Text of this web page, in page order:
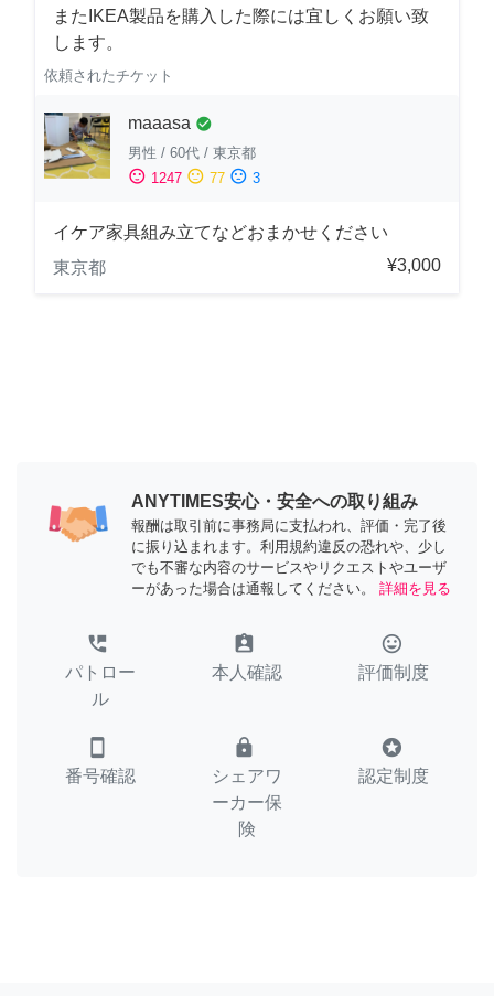
またIKEA製品を購入した際には宜しくお願い致
します。
依頼されたチケット
maaasa check_circle
男性 / 60代 / 東京都
sentiment_satisfied 1247 sentiment_neutral 77 sentiment_dissatisfied 3
イケア家具組み立てなどおまかせください
東京都
¥3,000
ANYTIMES安心・安全への取り組み
報酬は取引前に事務局に支払われ、評価・完了後
に振り込まれます。利用規約違反の恐れや、少し
でも不審な内容のサービスやリクエストやユーザ
ーがあった場合は通報してください。
詳細を見る
perm_phone_msg
パトロー
ル
assignment_ind
本人確認
tag_faces
評価制度
smartphone
番号確認
lock
シェアワ
ーカー保
険
stars
認定制度